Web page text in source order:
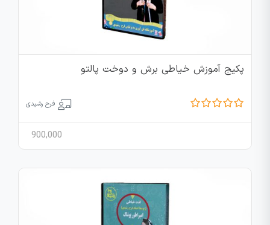
پکیج آموزش خیاطی برش و دوخت پالتو
فرح رشیدی
900,000